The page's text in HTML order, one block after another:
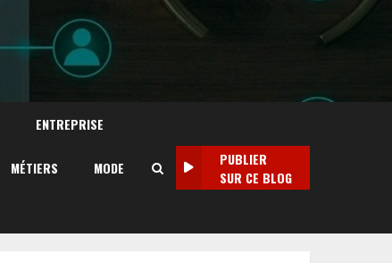
ENTREPRISE
MÉTIERS MODE
PUBLIER
SUR CE BLOG